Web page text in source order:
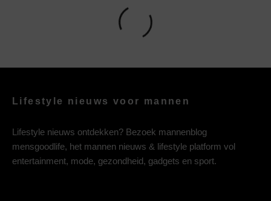
Lifestyle nieuws voor mannen
Lifestyle nieuws ontdekken? Bezoek mannenblog
mensgoodlife, het mannen nieuws & lifestyle platform vol
entertainment, mode, gezondheid, gadgets en sport.